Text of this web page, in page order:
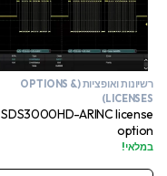
רשיונות ואופציות (OPTIONS &
LICENSES)
SDS3000HD-ARINC license
option
במלאי!